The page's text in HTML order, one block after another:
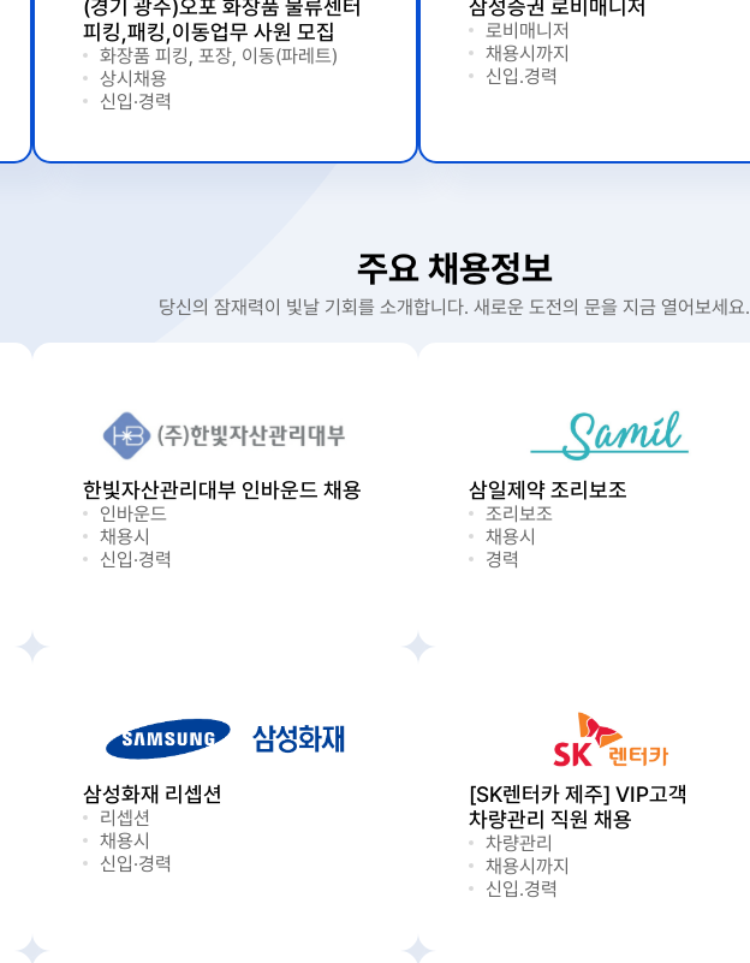
(경기 광주)오포 화장품 물류센터
피킹,패킹,이동업무 사원 모집
화장품 피킹, 포장, 이동(파레트)
상시채용
신입·경력
삼성증권 로비매니저
로비매니저
채용시까지
신입.경력
주요 채용정보
당신의 잠재력이 빛날 기회를 소개합니다. 새로운 도전의 문을 지금 열어보세요.
한빛자산관리대부 인바운드 채용
인바운드
채용시
신입·경력
삼일제약 조리보조
조리보조
채용시
경력
삼성화재 리셉션
리셉션
채용시
신입·경력
[SK렌터카 제주] VIP고객
차량관리 직원 채용
차량관리
채용시까지
신입.경력